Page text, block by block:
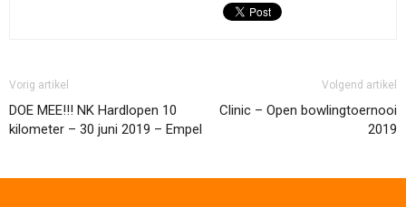
Vorig artikel
DOE MEE!!! NK Hardlopen 10
kilometer – 30 juni 2019 – Empel
Volgend artikel
Clinic – Open bowlingtoernooi
2019